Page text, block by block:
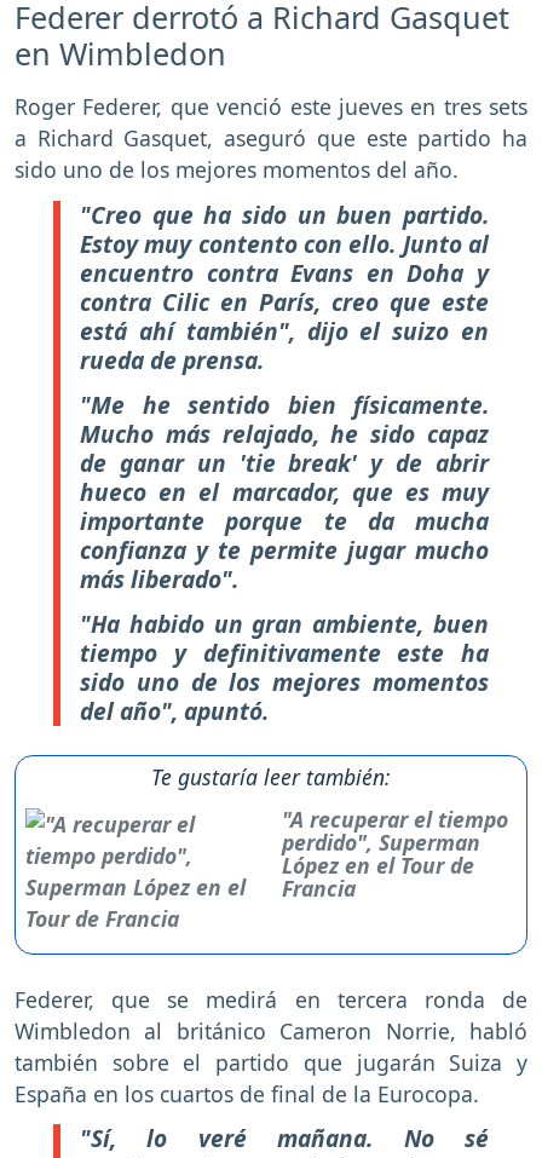
Federer derrotó a Richard Gasquet
en Wimbledon
Roger Federer, que venció este jueves en tres sets
a Richard Gasquet, aseguró que este partido ha
sido uno de los mejores momentos del año.
"Creo que ha sido un buen partido.
Estoy muy contento con ello. Junto al
encuentro contra Evans en Doha y
contra Cilic en París, creo que este
está ahí también", dijo el suizo en
rueda de prensa.
"Me he sentido bien físicamente.
Mucho más relajado, he sido capaz
de ganar un 'tie break' y de abrir
hueco en el marcador, que es muy
importante porque te da mucha
confianza y te permite jugar mucho
más liberado".
"Ha habido un gran ambiente, buen
tiempo y definitivamente este ha
sido uno de los mejores momentos
del año", apuntó.
Te gustaría leer también:
"A recuperar el tiempo
perdido", Superman
López en el Tour de
Francia
Federer, que se medirá en tercera ronda de
Wimbledon al británico Cameron Norrie, habló
también sobre el partido que jugarán Suiza y
España en los cuartos de final de la Eurocopa.
"Sí, lo veré mañana. No sé